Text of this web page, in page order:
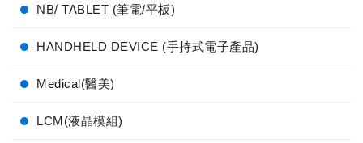
NB/ TABLET (筆電/平板)
HANDHELD DEVICE (手持式電子產品)
Medical(醫美)
LCM(液晶模組)